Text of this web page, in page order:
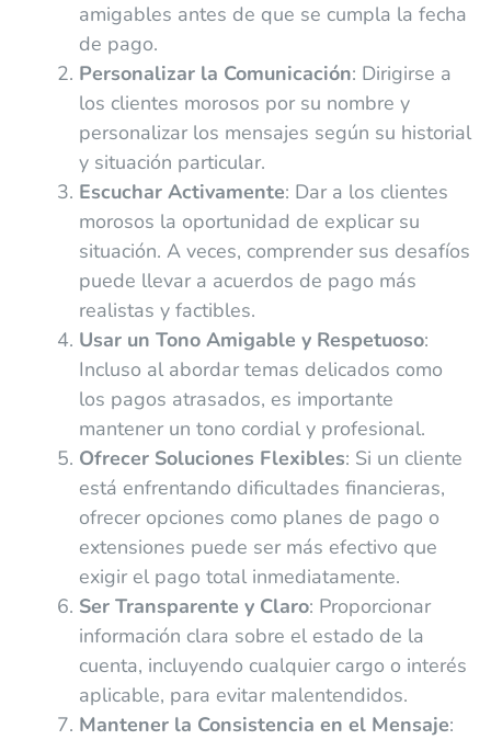
amigables antes de que se cumpla la fecha
de pago.
Personalizar la Comunicación: Dirigirse a
los clientes morosos por su nombre y
personalizar los mensajes según su historial
y situación particular.
Escuchar Activamente: Dar a los clientes
morosos la oportunidad de explicar su
situación. A veces, comprender sus desafíos
puede llevar a acuerdos de pago más
realistas y factibles.
Usar un Tono Amigable y Respetuoso:
Incluso al abordar temas delicados como
los pagos atrasados, es importante
mantener un tono cordial y profesional.
Ofrecer Soluciones Flexibles: Si un cliente
está enfrentando dificultades financieras,
ofrecer opciones como planes de pago o
extensiones puede ser más efectivo que
exigir el pago total inmediatamente.
Ser Transparente y Claro: Proporcionar
información clara sobre el estado de la
cuenta, incluyendo cualquier cargo o interés
aplicable, para evitar malentendidos.
Mantener la Consistencia en el Mensaje: